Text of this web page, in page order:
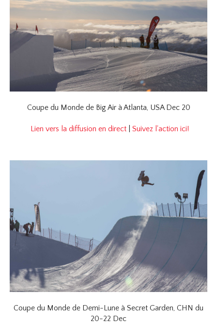
Coupe du Monde de Big Air à Atlanta, USA Dec 20
Lien vers la diffusion en direct Suivez l'action ici!
Coupe du Monde de Demi-Lune à Secret Garden, CHN du
20-22 Dec